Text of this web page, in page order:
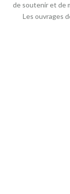
de soutenir et de
Les ouvrages